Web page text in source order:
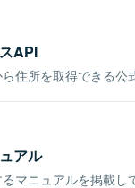
API
住所を取得できる公
アル
マニュアルを掲載し